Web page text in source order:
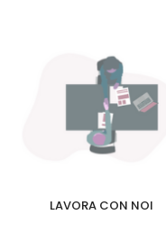
LAVORA CON NOI